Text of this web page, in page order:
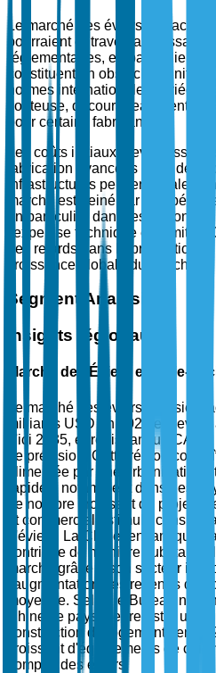
Le marché des éviers fait face à
pourraient entraver la
réglementaires, en particulier
constituent un obstacle
normes internationales variées
coûteuse, décourageant
pour certains fabricants.
Les coûts initiaux élevés
fabrication avancées et au
infrastructures peuvent
marché est freiné par une
en particulier dans les régions
l'expertise technique est
des retards dans la production
croissance globale du marché.
Segment Analysis
Insights régionaux
Marché des Éviers en Asie-
Le marché des éviers en Asie-
milliards USD en 2025 et
d'ici 2035, enregistrant un
de prévision. Cette région
alimentée par une urbanisation
rapides, notamment dans des
Le nombre croissant de projets
et commerciale stimule
d'éviers. La Chine, en tant que
contribue de manière
marché grâce à son secteur
l'augmentation des revenus
moyenne. Selon le Bureau
Chine, le pays a enregistré une
construction de logements en
croissant d'équipements de
compris des éviers.